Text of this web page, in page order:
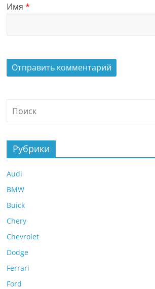
Имя*
Рубрики
Audi
BMW
Buick
Chery
Chevrolet
Dodge
Ferrari
Ford